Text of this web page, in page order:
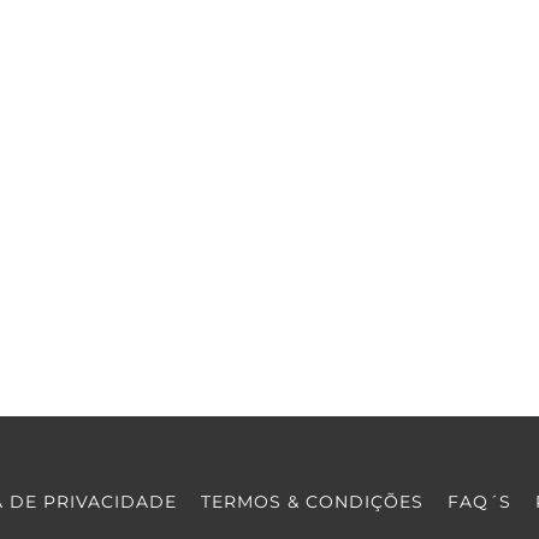
DE PRIVACIDADE TERMOS & CONDIÇÕES FAQ´S